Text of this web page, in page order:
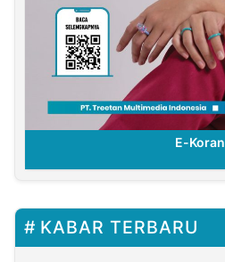
E-Koran
KABAR TERBARU